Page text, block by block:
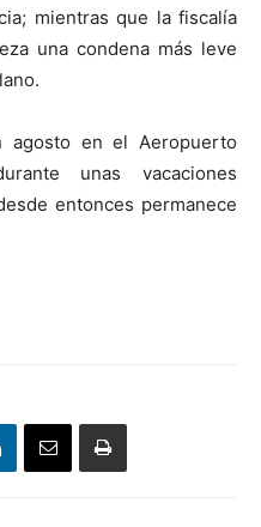
mientras que la fiscalía
una condena más leve
en el Aeropuerto
unas vacaciones
entonces permanece